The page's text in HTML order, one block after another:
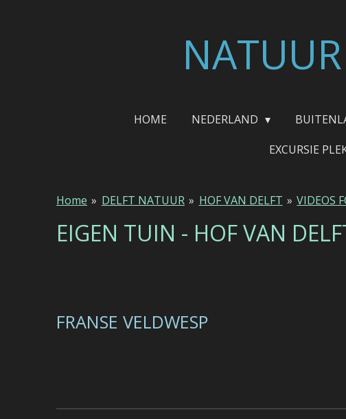
HOME NEDERLAND
EXCURSIE
Home » DELFT NATUUR » HOF VAN DELFT » VIDEOS
EIGEN TUIN - HOF VAN
FRANSE VELDWESP